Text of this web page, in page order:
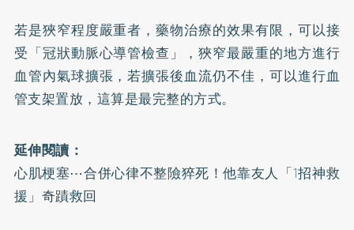
若是狹窄程度嚴重者，藥物治療的效果有限，可以接
受「冠狀動脈心導管檢查」，狹窄最嚴重的地方進行
血管內氣球擴張，若擴張後血流仍不佳，可以進行血
管支架置放，這算是最完整的方式。
延伸閱讀：
心肌梗塞⋯合併心律不整險猝死！他靠友人「1招神救
援」奇蹟救回